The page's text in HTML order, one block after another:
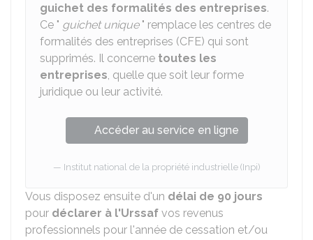
guichet des formalités des entreprises.
Ce " guichet unique" remplace les centres de
formalités des entreprises (CFE) qui sont
supprimés. Il concerne toutes les
entreprises, quelle que soit leur forme
juridique ou leur activité.
Accéder au service en ligne
Institut national de la propriété industrielle (Inpi)
Vous disposez ensuite d'un délai de 90 jours
pour déclarer à l'Urssaf vos revenus
professionnels pour l'année de cessation et/ou